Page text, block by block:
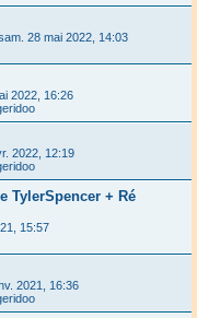
28 mai 2022, 14:03
2022, 16:26
2022, 12:19
TylerSpencer + Ré
15:57
2021, 16:36